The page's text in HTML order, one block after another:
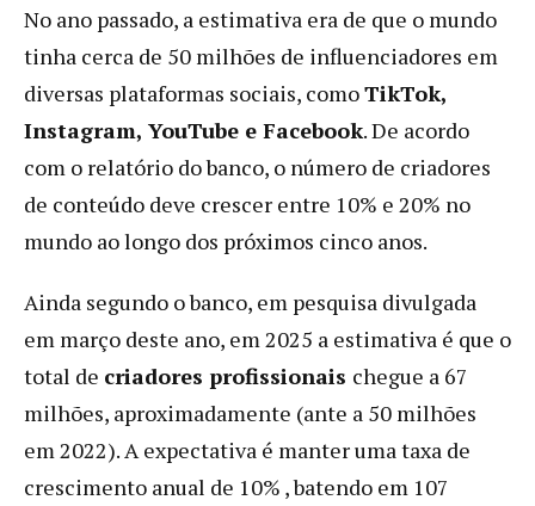
No ano passado, a estimativa era de que o mundo
tinha cerca de 50 milhões de influenciadores em
diversas plataformas sociais, comoTikTok,
Instagram, YouTube e Facebook. De acordo
com o relatório do banco, o número de criadores
de conteúdo deve crescer entre 10% e 20% no
mundo ao longo dos próximos cinco anos.
Ainda segundo o banco, em pesquisa divulgada
em março deste ano, em 2025 a estimativa é que o
total de criadores profissionais chegue a 67
milhões, aproximadamente (ante a 50 milhões
em 2022). A expectativa é manter uma taxa de
crescimento anual de 10% , batendo em 107